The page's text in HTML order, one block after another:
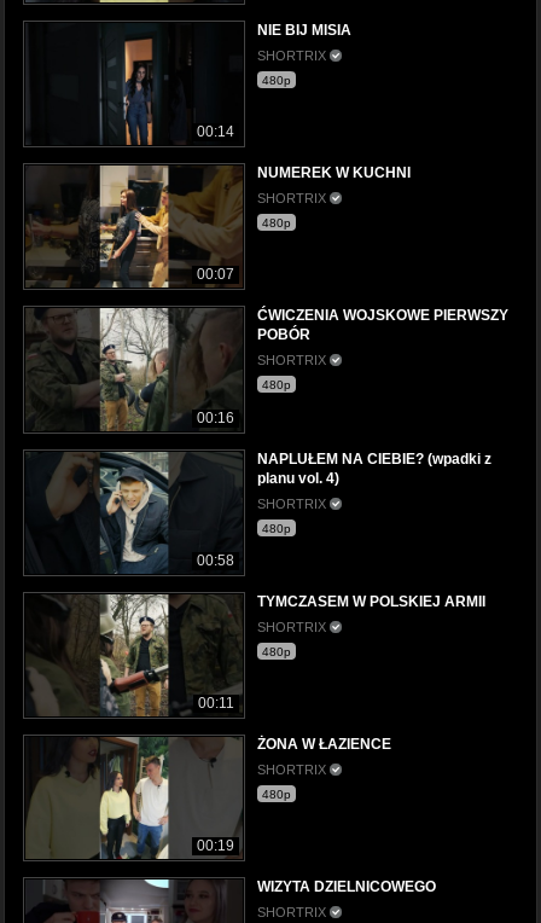
00:14
NIE BIJ MISIA
SHORTRIX
480p
00:07
NUMEREK W KUCHNI
SHORTRIX
480p
00:16
ĆWICZENIA WOJSKOWE PIERWSZY
POBÓR
SHORTRIX
480p
00:58
NAPLUŁEM NA CIEBIE? (wpadki z
planu vol. 4)
SHORTRIX
480p
00:11
TYMCZASEM W POLSKIEJ ARMII
SHORTRIX
480p
00:19
ŻONA W ŁAZIENCE
SHORTRIX
480p
WIZYTA DZIELNICOWEGO
SHORTRIX